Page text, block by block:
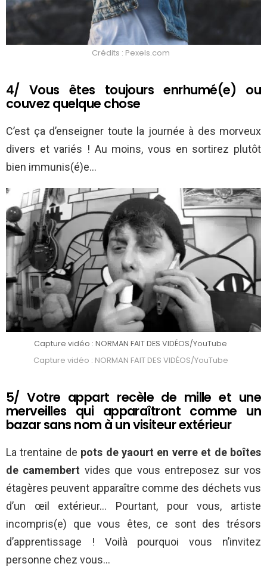
Crédits : Pexels.com
4/ Vous êtes toujours enrhumé(e) ou
couvez quelque chose
C’est ça d’enseigner toute la journée à des morveux
divers et variés ! Au moins, vous en sortirez plutôt
bien immunis(é)e…
Capture vidéo : NORMAN FAIT DES VIDÉOS/YouTube
Capture vidéo : NORMAN FAIT DES VIDÉOS/YouTube
5/ Votre appart recèle de mille et une
merveilles qui apparaîtront comme un
bazar sans nom à un visiteur extérieur
La trentaine de pots de yaourt en verre et de boîtes
de camembert vides que vous entreposez sur vos
étagères peuvent apparaître comme des déchets vus
d’un œil extérieur… Pourtant, pour vous, artiste
incompris(e) que vous êtes, ce sont des trésors
d’apprentissage ! Voilà pourquoi vous n’invitez
personne chez vous…